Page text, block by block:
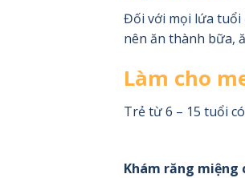
Đối với mọi lứa tuổi
nên ăn thành bữa,
Làm cho
Trẻ từ 6 – 15 tuổi
Khám răng miệng